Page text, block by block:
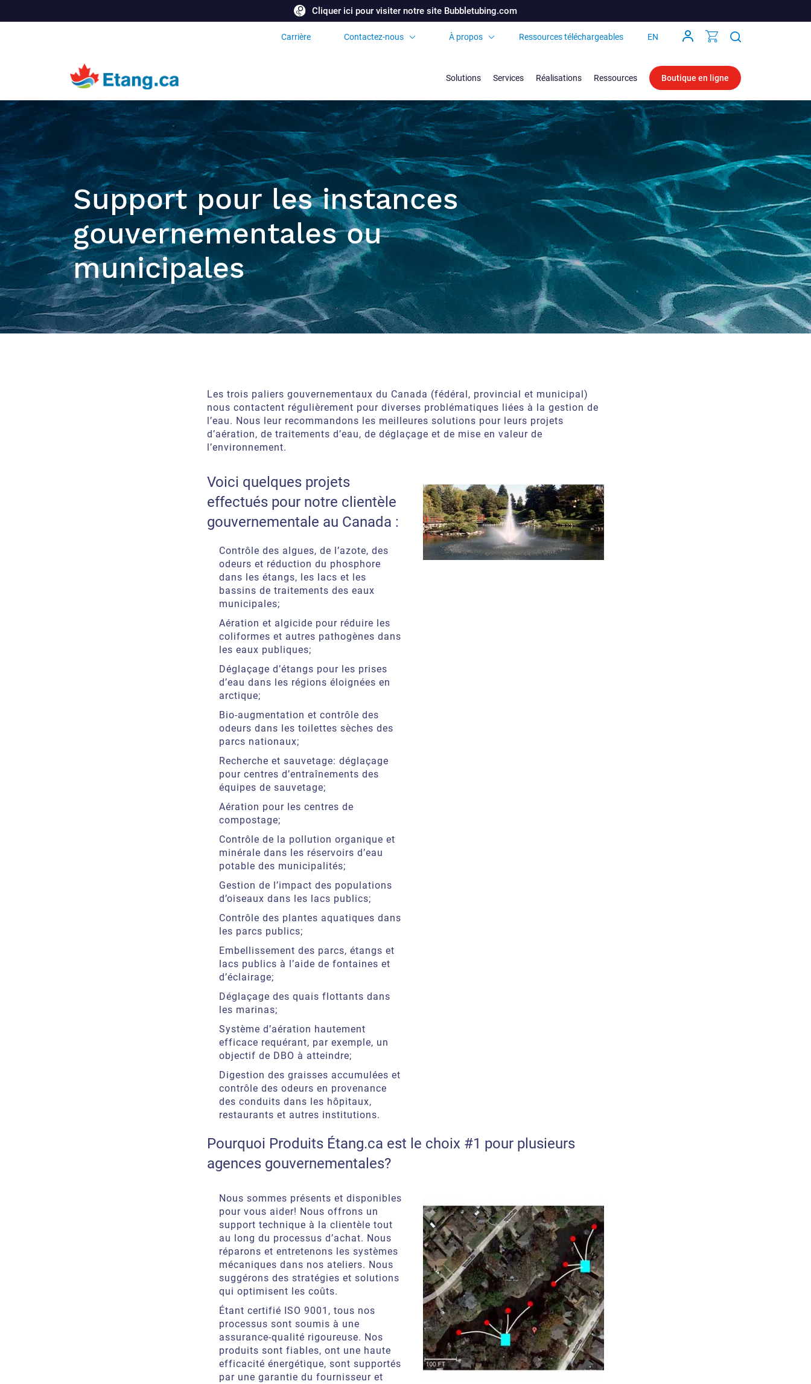
Cliquer ici pour visiter notre site Bubbletubing.com
Carrière Contactez-nous À propos
internationaux
Foire aux Questions
Ressources téléchargeables EN
Solutions Services Réalisations Ressources Boutique en ligne
Support pour les instances
gouvernementales ou
municipales
Les trois paliers gouvernementaux du Canada (fédéral, provincial et municipal)
nous contactent régulièrement pour diverses problématiques liées à la gestion de
l’eau. Nous leur recommandons les meilleures solutions pour leurs projets
d’aération, de traitements d’eau, de déglaçage et de mise en valeur de
l’environnement.
Voici quelques projets
effectués pour notre clientèle
gouvernementale au Canada :
Contrôle des algues, de l’azote, des
odeurs et réduction du phosphore
dans les étangs, les lacs et les
bassins de traitements des eaux
municipales;
Aération et algicide pour réduire les
coliformes et autres pathogènes dans
les eaux publiques;
Déglaçage d’étangs pour les prises
d’eau dans les régions éloignées en
arctique;
Bio-augmentation et contrôle des
odeurs dans les toilettes sèches des
parcs nationaux;
Recherche et sauvetage: déglaçage
pour centres d’entraînements des
équipes de sauvetage;
Aération pour les centres de
compostage;
Contrôle de la pollution organique et
minérale dans les réservoirs d’eau
potable des municipalités;
Gestion de l’impact des populations
d’oiseaux dans les lacs publics;
Contrôle des plantes aquatiques dans
les parcs publics;
Embellissement des parcs, étangs et
lacs publics à l’aide de fontaines et
d’éclairage;
Déglaçage des quais flottants dans
les marinas;
Système d’aération hautement
efficace requérant, par exemple, un
objectif de DBO à atteindre;
Digestion des graisses accumulées et
contrôle des odeurs en provenance
des conduits dans les hôpitaux,
restaurants et autres institutions.
Pourquoi Produits Étang.ca est le choix #1 pour plusieurs
agences gouvernementales?
Nous sommes présents et disponibles
pour vous aider! Nous offrons un
support technique à la clientèle tout
au long du processus d’achat. Nous
réparons et entretenons les systèmes
mécaniques dans nos ateliers. Nous
suggérons des stratégies et solutions
qui optimisent les coûts.
Étant certifié ISO 9001, tous nos
processus sont soumis à une
assurance-qualité rigoureuse. Nos
produits sont fiables, ont une haute
efficacité énergétique, sont supportés
par une garantie du fournisseur et